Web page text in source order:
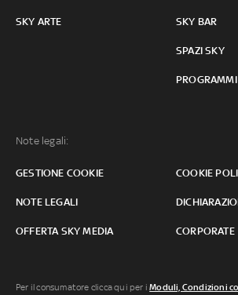
SKY ARTE SKY BAR
SPAZI SKY
PROGRAMMI
Note legali:
GESTIONE COOKIE COOKIE
NOTE LEGALI
OFFERTA SKY MEDIA CORPORATE
Per il consumatore clicca qui per iModuli, Condizioni